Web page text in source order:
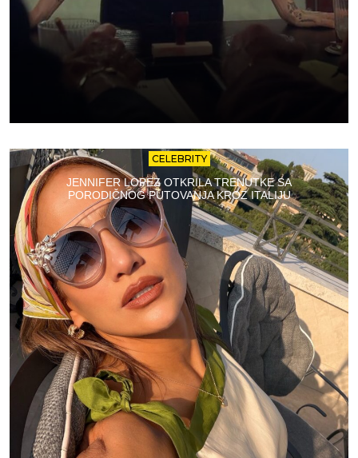
CELEBRITY
JENNIFER LOPEZ OTKRILA TRENUTKE SA
PORODIČNOG PUTOVANJA KROZ ITALIJU